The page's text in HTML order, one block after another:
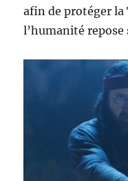
afin de protéger la
l’humanité repose